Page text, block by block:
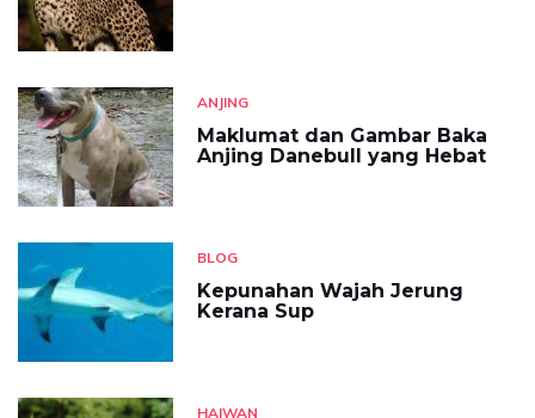
ANJING
Maklumat dan Gambar Baka
Anjing Danebull yang Hebat
BLOG
Kepunahan Wajah Jerung
Kerana Sup
HAIWAN